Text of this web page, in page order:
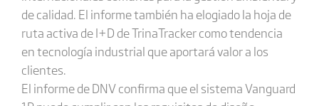
de calidad. El informe también ha elogiado la hoja de
ruta activa de I+D de TrinaTracker como tendencia
en tecnología industrial que aportará valor a los
clientes.
El informe de DNV confirma que el sistema Vanguard